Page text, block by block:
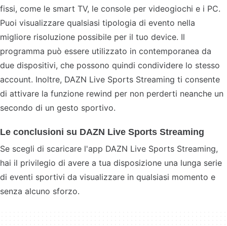
fissi, come le smart TV, le console per videogiochi e i PC.
Puoi visualizzare qualsiasi tipologia di evento nella
migliore risoluzione possibile per il tuo device. Il
programma può essere utilizzato in contemporanea da
due dispositivi, che possono quindi condividere lo stesso
account. Inoltre, DAZN Live Sports Streaming ti consente
di attivare la funzione rewind per non perderti neanche un
secondo di un gesto sportivo.
Le conclusioni su DAZN Live Sports Streaming
Se scegli di scaricare l'app DAZN Live Sports Streaming,
hai il privilegio di avere a tua disposizione una lunga serie
di eventi sportivi da visualizzare in qualsiasi momento e
senza alcuno sforzo.